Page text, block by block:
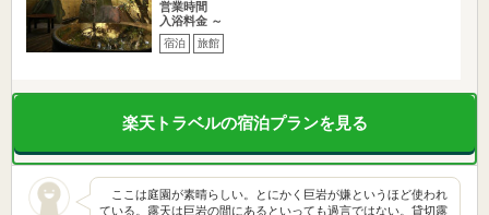
営業時間
入浴料金 ～
宿泊 旅館
楽天トラベルの宿泊プランを見る
ここは庭園が素晴らしい。とにかく巨岩が嫌というほど使われ
ている。露天は巨岩の間にあるといっても過言ではない。貸切露